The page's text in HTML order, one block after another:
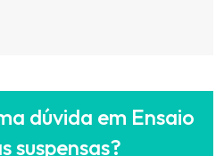
dúvida em Ensaio
suspensas?